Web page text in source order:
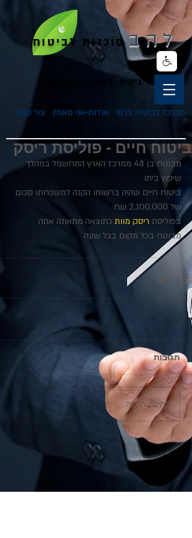
להב סוכנות לביטוח
ביטוחי בריאות ומשפחה
המרכז לביטוח פרטיאודות-אני מאמיןצור קשר
ביטוח חיים - פוליסת ריסק
מבוטח בן 48 ממרכז הארץ התחשמל במהלך
שיפוץ ביתו
ביטוח חיים שהיה ברשותו הקנה למשפחתו סכום
של 2,100,000 שח
בפוליסת ריסק מוות כתוצאה מתאונה אתה
מבוטח בכל מקום בכל שעה
תגובות
כתיבת תגובה...